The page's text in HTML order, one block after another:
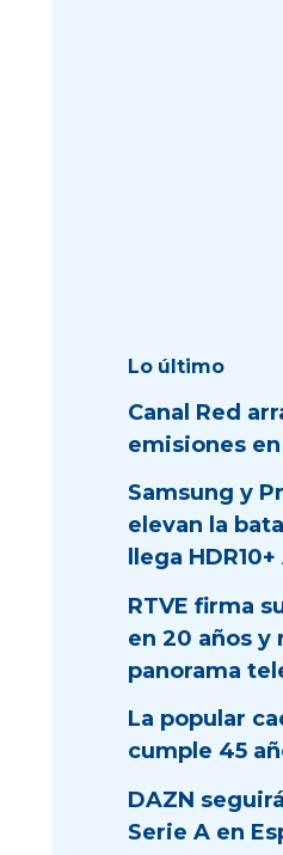
Lo último
Canal Red
emisiones
Samsung y
elevan la
llega
RTVE firma
en 20 años y
panorama
La popular
cumple 45
DAZN
Serie A en